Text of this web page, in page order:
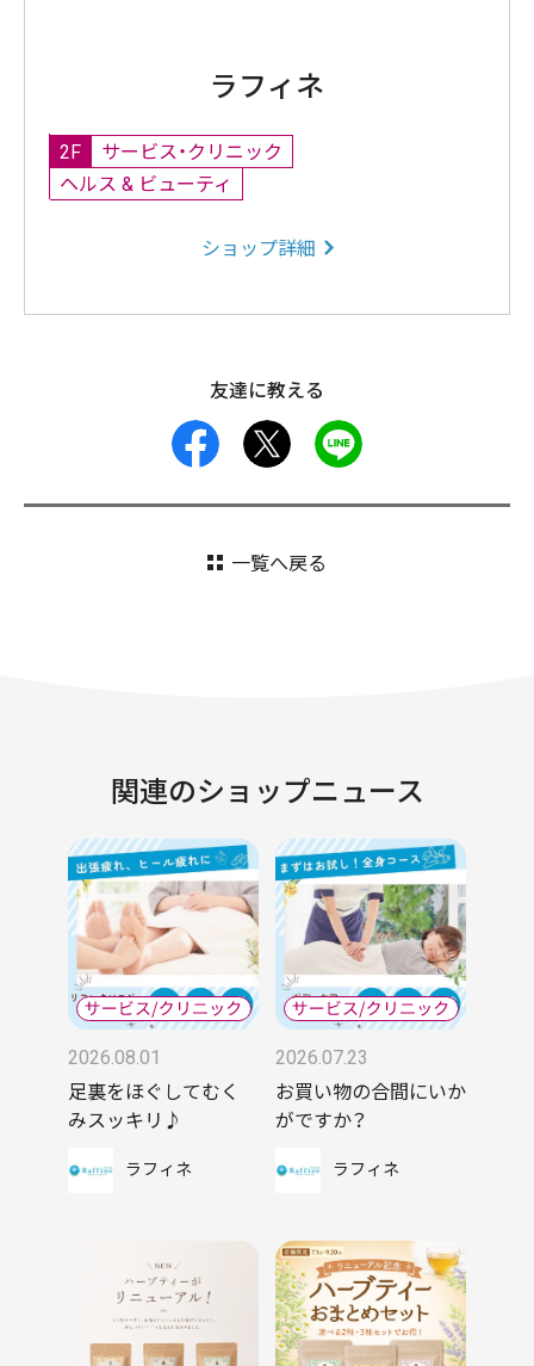
ラフィネ
2F
サービス・クリニック
ヘルス & ビューティ
ショップ詳細
友達に教える
facebook
一覧へ戻る
関連のショップニュース
2026.08.01
足裏をほぐしてむく
みスッキリ♪
ラフィネ
2026.07.23
お買い物の合間にいか
がですか？
ラフィネ